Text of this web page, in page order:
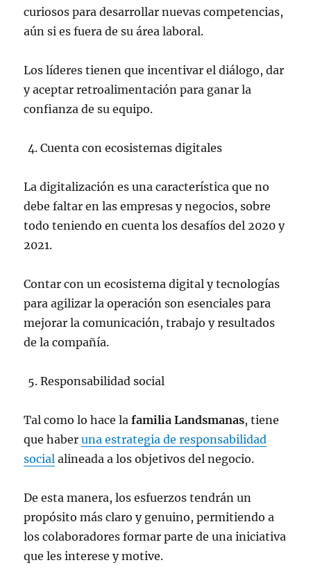
curiosos para desarrollar nuevas competencias,
aún si es fuera de su área laboral.
Los líderes tienen que incentivar el diálogo, dar
y aceptar retroalimentación para ganar la
confianza de su equipo.
Cuenta con ecosistemas digitales
La digitalización es una característica que no
debe faltar en las empresas y negocios, sobre
todo teniendo en cuenta los desafíos del 2020 y
2021.
Contar con un ecosistema digital y tecnologías
para agilizar la operación son esenciales para
mejorar la comunicación, trabajo y resultados
de la compañía.
Responsabilidad social
Tal como lo hace lafamilia Landsmanas, tiene
que haberuna estrategia de responsabilidad
social alineada a los objetivos del negocio.
De esta manera, los esfuerzos tendrán un
propósito más claro y genuino, permitiendo a
los colaboradores formar parte de una iniciativa
que les interese y motive.